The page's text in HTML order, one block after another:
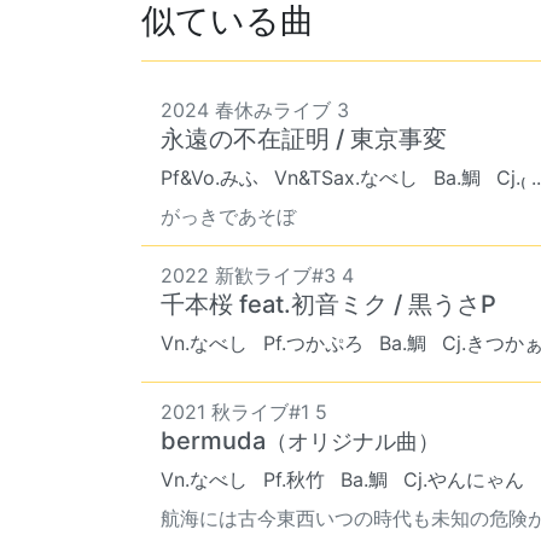
似ている曲
2024 春休みライブ 3
永遠の不在証明 / 東京事変
Pf&Vo.みふ Vn&TSax.なべし Ba.鯛
Cj.₍
がっきであそぼ
2022 新歓ライブ#3 4
千本桜 feat.初音ミク / 黒うさP
Vn.なべし Pf.つかぷろ Ba.鯛 Cj.きつか
2021 秋ライブ#1 5
bermuda （オリジナル曲）
Vn.なべし Pf.秋竹 Ba.鯛
Cj.やんにゃん
航海には古今東西いつの時代も未知の危険